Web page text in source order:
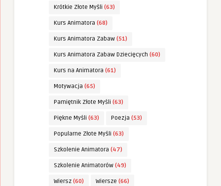
Krótkie Złote Myśli (63)
Kurs Animatora (68)
Kurs Animatora Zabaw (51)
Kurs Animatora Zabaw Dziecięcych (60)
Kurs na Animatora (61)
Motywacja (65)
Pamiętnik Złote Myśli (63)
Piękne Myśli (63) Poezja (53)
Popularne Złote Myśli (63)
Szkolenie Animatora (47)
Szkolenie Animatorów (49)
Wiersz (60) Wiersze (66)